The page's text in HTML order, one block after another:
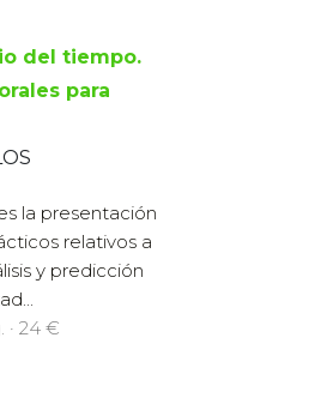
del tiempo.
para
la presentación
relativos a
y predicción
· 24 €